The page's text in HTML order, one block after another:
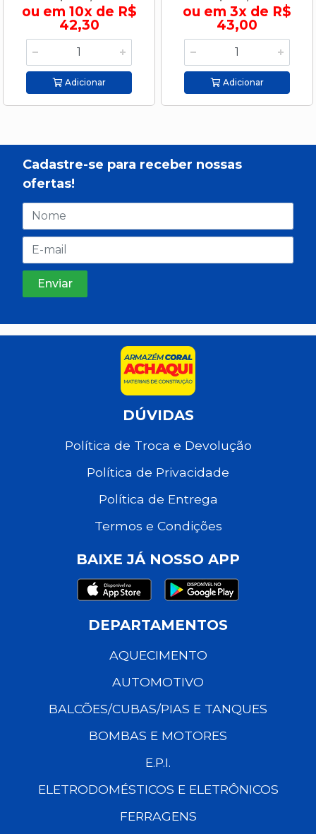
ou em 10x de R$
42,30
Adicionar
ou em 3x de R$
43,00
Adicionar
Cadastre-se para receber nossas
ofertas!
DÚVIDAS
Política de Troca e Devolução
Política de Privacidade
Política de Entrega
Termos e Condições
BAIXE JÁ NOSSO APP
DEPARTAMENTOS
AQUECIMENTO
AUTOMOTIVO
BALCÕES/CUBAS/PIAS E TANQUES
BOMBAS E MOTORES
E.P.I.
ELETRODOMÉSTICOS E ELETRÔNICOS
FERRAGENS